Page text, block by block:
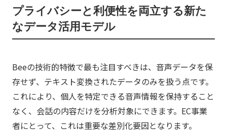
プライバシーと利便性を両立する新た
なデータ活用モデル
Beeの技術的特徴で最も注目すべきは、音声データを保
存せず、テキスト変換されたデータのみを扱う点です。
これにより、個人を特定できる音声情報を保持すること
なく、会話の内容だけを分析対象にできます。EC事業
者にとって、これは重要な差別化要因となります。